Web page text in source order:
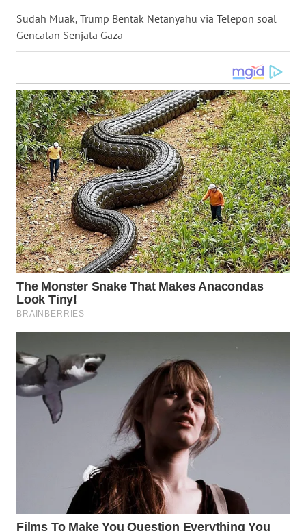
Sudah Muak, Trump Bentak Netanyahu via Telepon soal
Gencatan Senjata Gaza
WN
NUSANTARA
JOGJA
WN
JATIM
WN
BALI
WN
KALBAR
WN
KALTENG
KALTARA
WN
KALSEL
WN